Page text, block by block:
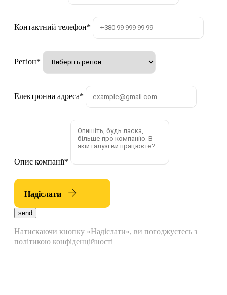
Контактний телефон*
Регіон*
Електронна адреса*
Опис компанії*
Надіслати
send
Натискаючи кнопку «Надіслати», ви погоджуєтесь з
політикою конфіденційності